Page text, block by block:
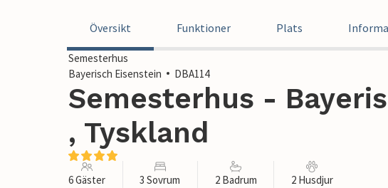
Översikt Funktioner Plats
Semesterhus
Bayerisch Eisenstein
DBA114
Semesterhus -
, Tyskland
6 Gäster 3 Sovrum 2 Badrum 2 Husdjur